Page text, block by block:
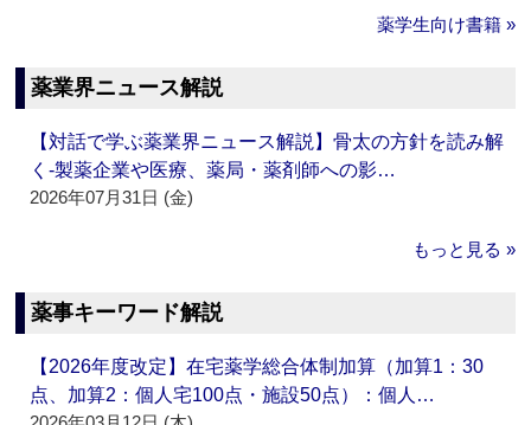
薬学生向け書籍 »
薬業界ニュース解説
【対話で学ぶ薬業界ニュース解説】骨太の方針を読み解
く‐製薬企業や医療、薬局・薬剤師への影…
2026年07月31日 (金)
もっと見る »
薬事キーワード解説
【2026年度改定】在宅薬学総合体制加算（加算1：30
点、加算2：個人宅100点・施設50点）：個人…